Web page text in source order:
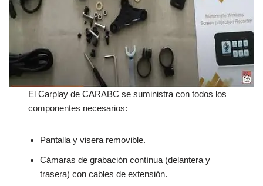
El Carplay de CARABC se suministra con todos los
componentes necesarios:
Pantalla y visera removible.
Cámaras de grabación contínua (delantera y
trasera) con cables de extensión.